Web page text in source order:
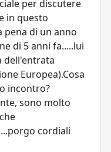
per discutere
in questo
pena di un anno
di 5 anni fa.....lui
dell'entrata
Europea).Cosa
incontro?
sono molto
cordiali